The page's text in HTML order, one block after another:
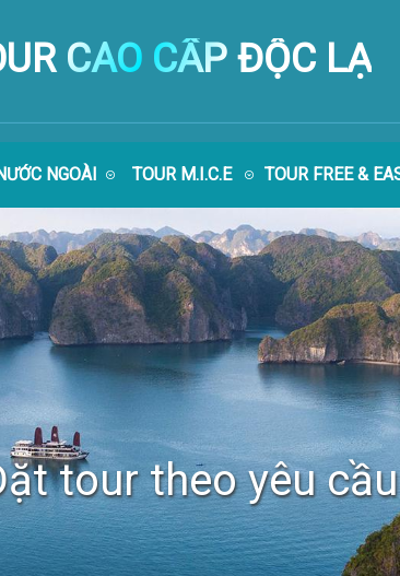
CAO CẤP ĐỘC LẠ
NGOÀI TOUR M.I.C.E TOUR FREE &
tour theo yêu cầu